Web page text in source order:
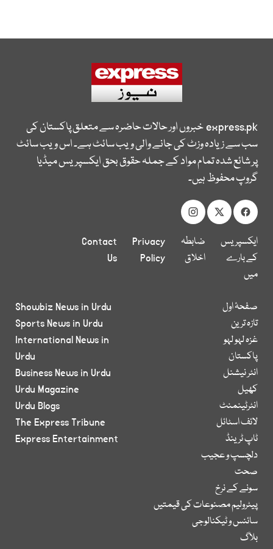
express.pkخبروں اور حالات حاضرہ سے متعلق پاکستان کی
سب سے زیادہ وزٹ کی جانے والی ویب سائٹ ہے۔ اس ویب سائٹ
پر شائع شدہ تمام مواد کے جملہ حقوق بحق ایکسپریس میڈیا
گروپ محفوظ ہیں۔
ایکسپریس
کے بارے
میں
ضابطہ
اخلاق
Privacy
Policy
Contact
Us
صفحۂ اول
تازہ ترین
غزہ لہو لہو
پاکستان
انٹر نیشنل
کھیل
انٹرٹینمنٹ
لائف اسٹائل
ٹاپ ٹرینڈ
دلچسپ و عجیب
صحت
سونے کے نرخ
پیٹرولیم مصنوعات کی قیمتیں
سائنس و ٹیکنالوجی
بلاگ
Showbiz News in Urdu
Sports News in Urdu
International News in
Urdu
Business News in Urdu
Urdu Magazine
Urdu Blogs
The Express Tribune
Express Entertainment